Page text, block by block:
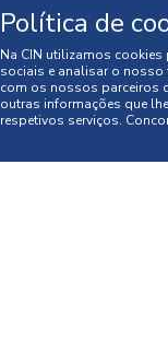
Política de
Na CIN utilizamos
sociais e analisar o
com os nossos parceiros
outras informações que
respetivos serviços.